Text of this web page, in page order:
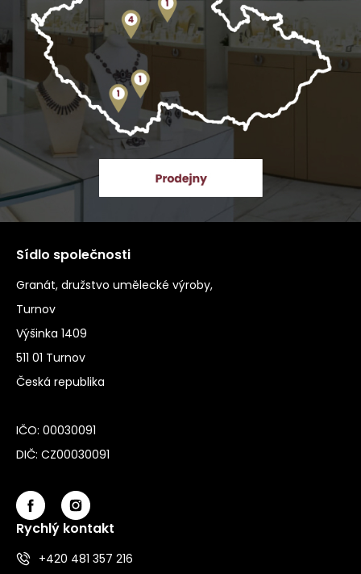
Sídlo společnosti
Granát, družstvo umělecké výroby,
Turnov
Výšinka 1409
511 01 Turnov
Česká republika
IČO: 00030091
DIČ: CZ00030091
Rychlý kontakt
+420 481 357 216